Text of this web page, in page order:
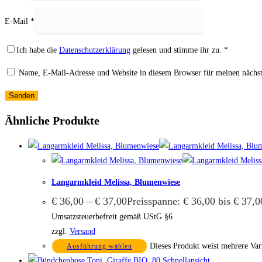
E-Mail *
Ich habe die Datenschutzerklärung gelesen und stimme ihr zu. *
Name, E-Mail-Adresse und Website in diesem Browser für meinen
Ähnliche Produkte
Langarmkleid Melissa, Blumenwiese
€ 36,00 – € 37,00Preisspanne: € 36,00 bis €
Umsatzsteuerbefreit gemäß UStG §6
zzgl. Versand
Ausführung wählen
Dieses Produkt weist mehrere